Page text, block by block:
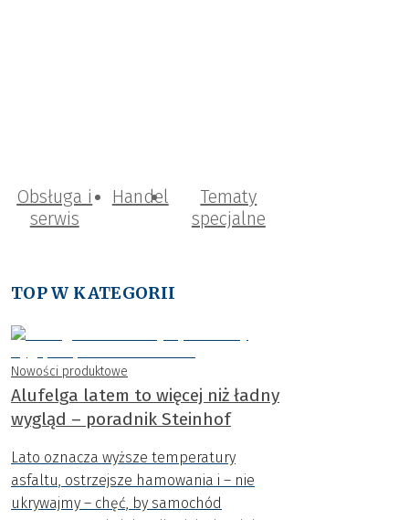
Obsługa i
serwis
Handel
Tematy
specjalne
TOP W KATEGORII
Nowości produktowe
Alufelga latem to więcej niż ładny
wygląd – poradnik Steinhof
Lato oznacza wyższe temperatury
asfaltu, ostrzejsze hamowania i – nie
ukrywajmy – chęć, by samochód